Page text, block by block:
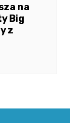
na
Big
z